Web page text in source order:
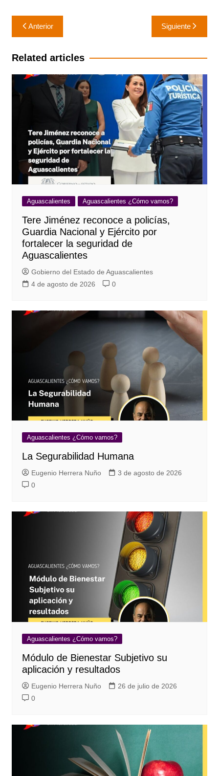
Navegación
de
entradas
Anterior Siguiente
Related articles
Aguascalientes Aguascalientes ¿Cómo vamos?
Tere Jiménez reconoce a policías,
Guardia Nacional y Ejército por
fortalecer la seguridad de
Aguascalientes
Gobierno del Estado de Aguascalientes
4 de agosto de 2026
0
Aguascalientes ¿Cómo vamos?
La Segurabilidad Humana
Eugenio Herrera Nuño
3 de agosto de 2026
0
Aguascalientes ¿Cómo vamos?
Módulo de Bienestar Subjetivo su
aplicación y resultados
Eugenio Herrera Nuño
26 de julio de 2026
0